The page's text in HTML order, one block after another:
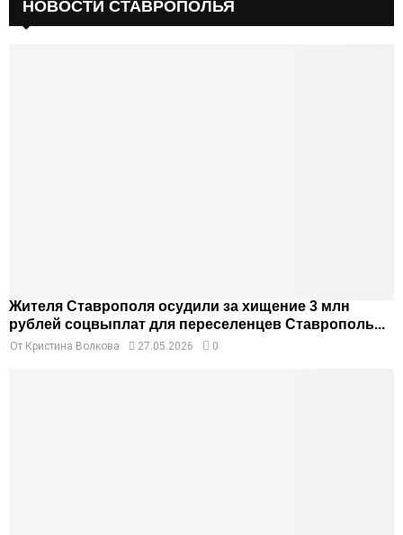
НОВОСТИ СТАВРОПОЛЬЯ
Жителя Ставрополя осудили за хищение 3 млн
рублей соцвыплат для переселенцев Ставрополь...
От Кристина Волкова 27.05.2026 0